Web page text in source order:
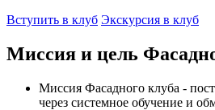
Вступить в клуб Экскурсия в клуб
Миссия и цель
Миссия Фасадного клуба -
через системное обучение и